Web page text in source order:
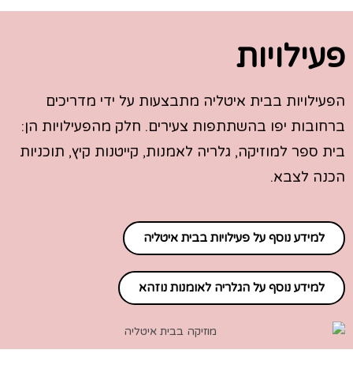
פעילויות
הפעילויות בבית איטליה מתבצעות על ידי מדריכים
ברחובות יפו בהשתתפות צעירים. חלק מהפעילויות הן:
בית ספר למוזיקה, גלריה לאמנות, קייטנות קיץ, תוכניות
הכנה לצבא.
למידע נוסף על פעילויות בבית איטליה
למידע נוסף על הגלריה לאומנות נוזהא